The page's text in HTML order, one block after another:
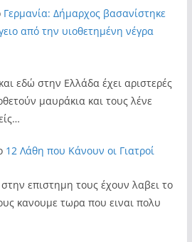
Γερμανία: Δήμαρχος βασανίστηκε
από την υιοθετημένη νέγρα
εδώ στην Ελλάδα έχει αριστερές
μαυράκια και τους λένε
12 Λάθη που Κάνουν οι Γιατροί
επιστημη τους έχουν λαβει το
κανουμε τωρα που ειναι πολυ